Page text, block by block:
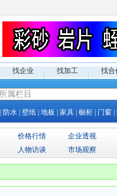
找企业 找加工 找合
防水 壁纸 地板 家具 橱柜 门窗
价格行情
企业透视
人物访谈 市场观察